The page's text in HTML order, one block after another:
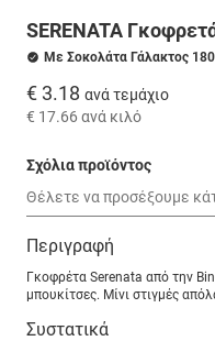
SERENATA
Με Σοκολάτα Γάλακτος
€ 3.18 ανά τεμάχιο
€ 17.66 ανά κιλό
Σχόλια προϊόντος
Περιγραφή
Γκοφρέτα Serenata από την
μπουκίτσες. Μίνι στιγμές
Συστατικά